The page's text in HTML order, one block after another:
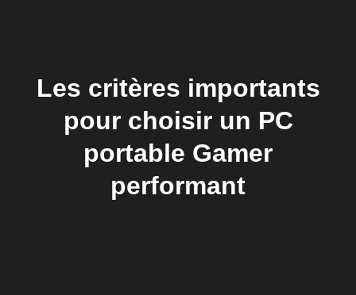
Les critères importants
pour choisir un PC
portable Gamer
performant